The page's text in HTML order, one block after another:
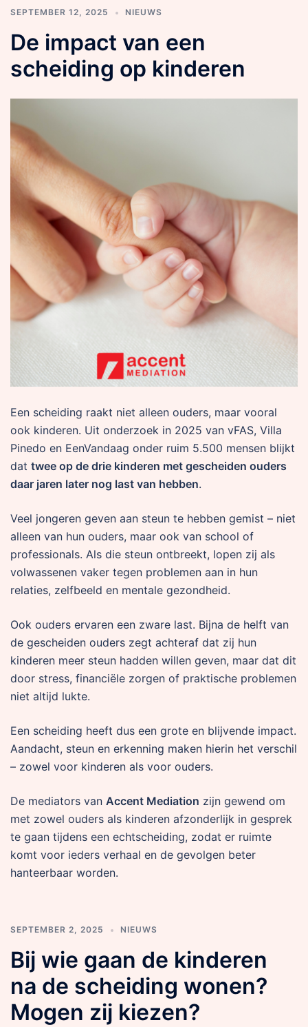
SEPTEMBER 12, 2025 NIEUWS
De impact van een
scheiding op kinderen
Een scheiding raakt niet alleen ouders, maar vooral
ook kinderen. Uit onderzoek in 2025 van vFAS, Villa
Pinedo en EenVandaag onder ruim 5.500 mensen blijkt
dat twee op de drie kinderen met gescheiden ouders
daar jaren later nog last van hebben.
Veel jongeren geven aan steun te hebben gemist – niet
alleen van hun ouders, maar ook van school of
professionals. Als die steun ontbreekt, lopen zij als
volwassenen vaker tegen problemen aan in hun
relaties, zelfbeeld en mentale gezondheid.
Ook ouders ervaren een zware last. Bijna de helft van
de gescheiden ouders zegt achteraf dat zij hun
kinderen meer steun hadden willen geven, maar dat dit
door stress, financiële zorgen of praktische problemen
niet altijd lukte.
Een scheiding heeft dus een grote en blijvende impact.
Aandacht, steun en erkenning maken hierin het verschil
– zowel voor kinderen als voor ouders.
De mediators van Accent Mediation zijn gewend om
met zowel ouders als kinderen afzonderlijk in gesprek
te gaan tijdens een echtscheiding, zodat er ruimte
komt voor ieders verhaal en de gevolgen beter
hanteerbaar worden.
SEPTEMBER 2, 2025 NIEUWS
Bij wie gaan de kinderen
na de scheiding wonen?
Mogen zij kiezen?